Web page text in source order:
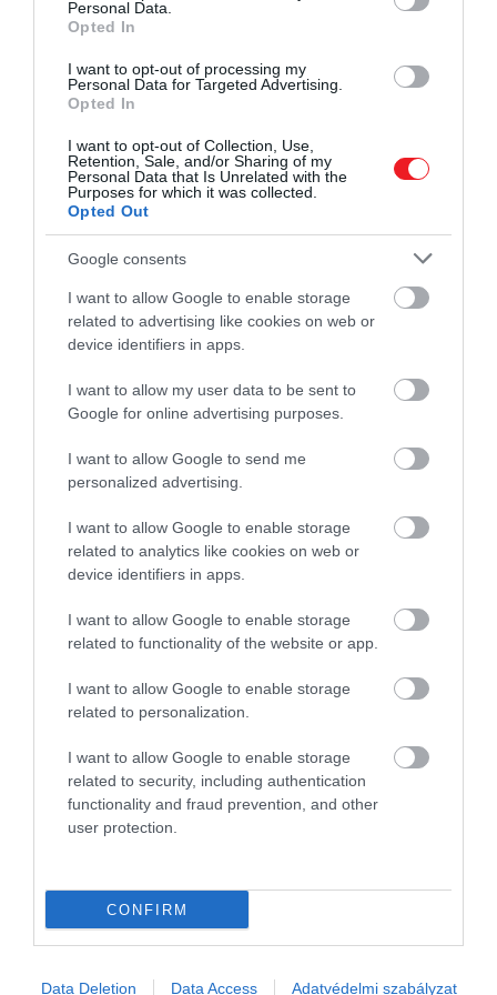
Personal Data.
Opted In
I want to opt-out of processing my
Personal Data for Targeted Advertising.
Opted In
I want to opt-out of Collection, Use,
Retention, Sale, and/or Sharing of my
Personal Data that Is Unrelated with the
Purposes for which it was collected.
Opted Out
Google consents
I want to allow Google to enable storage
related to advertising like cookies on web or
device identifiers in apps.
I want to allow my user data to be sent to
Google for online advertising purposes.
I want to allow Google to send me
personalized advertising.
I want to allow Google to enable storage
related to analytics like cookies on web or
device identifiers in apps.
I want to allow Google to enable storage
related to functionality of the website or app.
I want to allow Google to enable storage
related to personalization.
I want to allow Google to enable storage
related to security, including authentication
functionality and fraud prevention, and other
user protection.
CONFIRM
Data Deletion Data Access Adatvédelmi szabályzat
A Messinai-szoros hídja a világ
függőhídja lesz a maga 3600 méteres hosszával –
ráadásul a tervek szerint akár egy 7,5-ös erősségű
földrengéstés 300 km/órás szelet is kibírhat.
A projektnek köszönhetően Szicíliát sokkal
könnyebben közelíthetjük majd meg, különösen
vonattal, de erre természetesen még éveket kell
legkorábban2032-re
készülhet el. Addig is a két
part között a régi módszerekkel kell utazni – a
Messinai-szoroson a repülőgép és a komp a
leggyakoribb közlekedési eszköz, de Szicíliából
közvetlen vonat is indul Rómába és Nápolyba, ami
egy komphajóra is felszáll, hogy átkeljen a szoroson.
Tupungato/Shutterstock
Olvasd el ezt is!
Több mint 2500 hidat találunk ebben a
gyönyörű német városban
A világ leghosszabb felvonója, ami
szédítő magasságba juttat el